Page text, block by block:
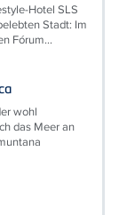
Hotel SLS
Stadt: Im
Fórum...
wohl
das Meer an